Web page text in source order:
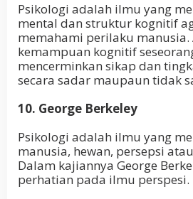
Psikologi adalah ilmu yang
mental dan struktur kognitif
memahami perilaku manusia.
kemampuan kognitif
mencerminkan sikap dan
secara sadar maupaun tidak
10. George Berkeley
Psikologi adalah ilmu yang
manusia, hewan, persepsi
Dalam kajiannya George
perhatian pada ilmu perspesi.